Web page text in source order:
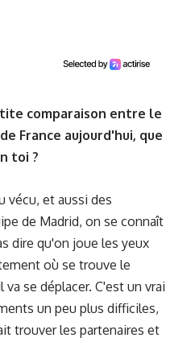
comparaison entre le
France aujourd'hui, que
toi ?
vécu, et aussi des
de Madrid, on se connaît
dire qu'on joue les yeux
où se trouve le
se déplacer. C'est un vrai
un peu plus difficiles,
trouver les partenaires et